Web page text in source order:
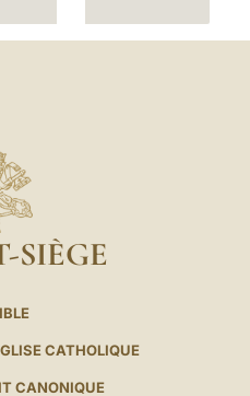
SIÈGE
CATHOLIQUE
CANONIQUE